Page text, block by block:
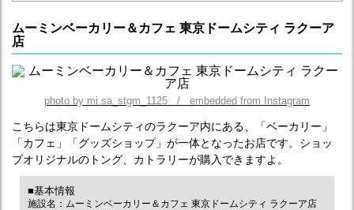
ムーミンベーカリー＆カフェ 東京ドームシティ ラクーア
店
photo by mi.sa_stgm_1125 / embedded from Instagram
こちらは東京ドームシティのラクーア内にある、「ベーカリー」
「カフェ」「グッズショップ」が一体となったお店です。ショッ
プオリジナルのトング、カトラリーが購入できますよ。
■基本情報
施設名：ムーミンベーカリー＆カフェ 東京ドームシティ ラクーア店